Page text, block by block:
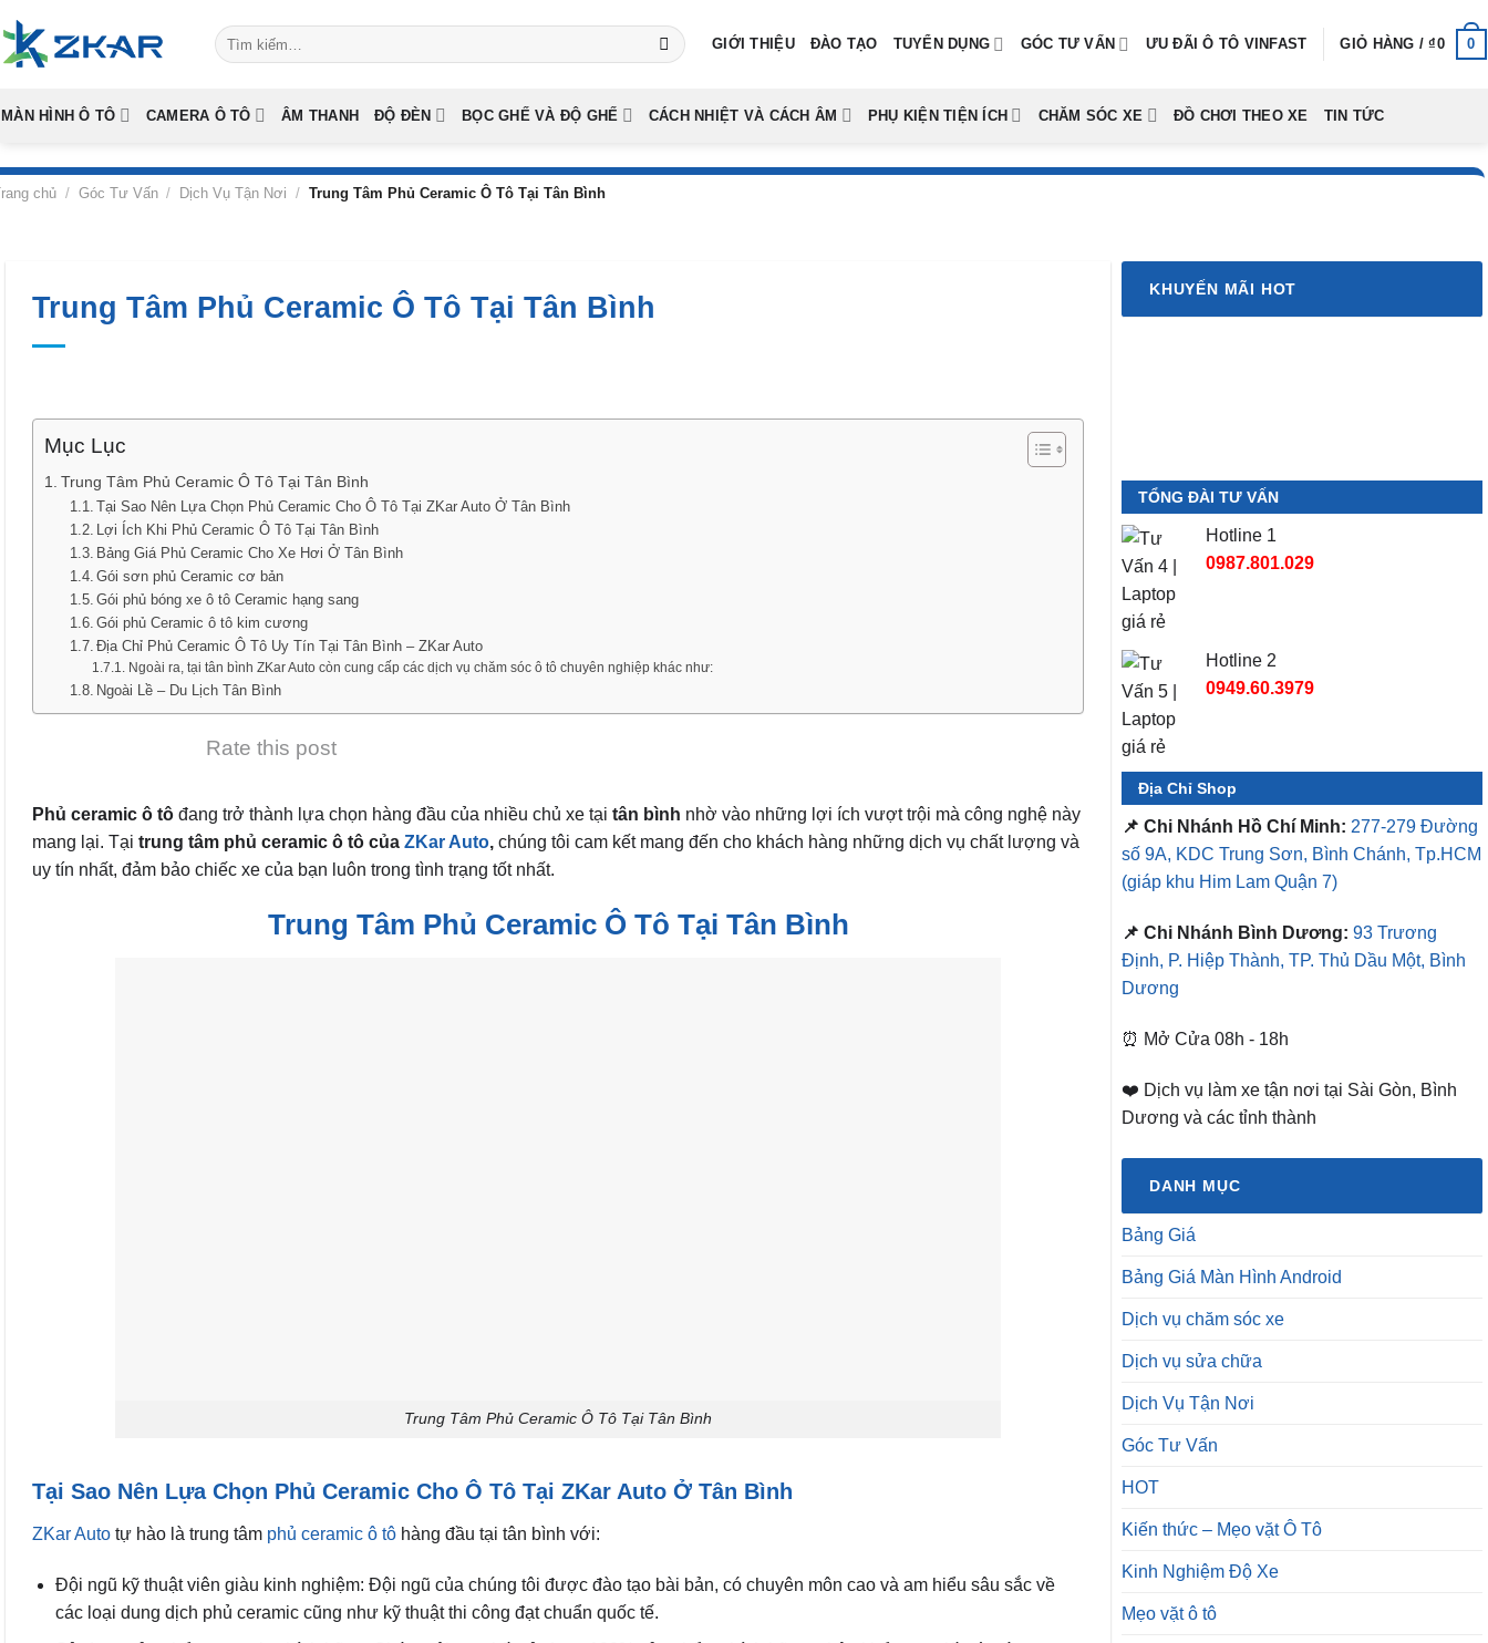
to
content
Tìm
kiếm:
GIỚI THIỆU ĐÀO TẠO TUYỂN DỤNG GÓC TƯ VẤN ƯU ĐÃI Ô TÔ VINFAST GIỎ HÀNG /₫0 0
MÀN HÌNH Ô TÔ CAMERA Ô TÔ ÂM THANH ĐỘ ĐÈN BỌC GHẾ VÀ ĐỘ GHẾ CÁCH NHIỆT VÀ CÁCH ÂM PHỤ KIỆN TIỆN ÍCH CHĂM SÓC XE ĐỒ CHƠI THEO XE TIN TỨC
chủ / Góc Tư Vấn / Dịch Vụ Tận Nơi / Trung Tâm Phủ Ceramic Ô Tô Tại Tân Bình
Trung Tâm Phủ Ceramic Ô Tô Tại Tân Bình
Mục Lục
Trung Tâm Phủ Ceramic Ô Tô Tại Tân Bình
Tại Sao Nên Lựa Chọn Phủ Ceramic Cho Ô Tô Tại ZKar Auto Ở Tân Bình
Lợi Ích Khi Phủ Ceramic Ô Tô Tại Tân Bình
Bảng Giá Phủ Ceramic Cho Xe Hơi Ở Tân Bình
Gói sơn phủ Ceramic cơ bản
Gói phủ bóng xe ô tô Ceramic hạng sang
Gói phủ Ceramic ô tô kim cương
Địa Chỉ Phủ Ceramic Ô Tô Uy Tín Tại Tân Bình – ZKar Auto
Ngoài ra, tại tân bình ZKar Auto còn cung cấp các dịch vụ chăm sóc ô tô chuyên nghiệp khác như:
Ngoài Lề – Du Lịch Tân Bình
Rate this post
Phủ ceramic ô tô đang trở thành lựa chọn hàng đầu của nhiều chủ xe tại tân bình nhờ vào những lợi ích vượt trội mà công nghệ này
mang lại. Tại trung tâm phủ ceramic ô tô của ZKar Auto, chúng tôi cam kết mang đến cho khách hàng những dịch vụ chất lượng và
uy tín nhất, đảm bảo chiếc xe của bạn luôn trong tình trạng tốt nhất.
Trung Tâm Phủ Ceramic Ô Tô Tại Tân Bình
Trung Tâm Phủ Ceramic Ô Tô Tại Tân Bình
Tại Sao Nên Lựa Chọn Phủ Ceramic Cho Ô Tô Tại ZKar Auto Ở Tân Bình
ZKar Auto tự hào là trung tâm phủ ceramic ô tô hàng đầu tại tân bình với:
Đội ngũ kỹ thuật viên giàu kinh nghiệm: Đội ngũ của chúng tôi được đào tạo bài bản, có chuyên môn cao và am hiểu sâu sắc về
các loại dung dịch phủ ceramic cũng như kỹ thuật thi công đạt chuẩn quốc tế.
KHUYẾN MÃI HOT
TỔNG ĐÀI TƯ VẤN
Hotline 1
0987.801.029
Hotline 2
0949.60.3979
Địa Chỉ Shop
📌 Chi Nhánh Hồ Chí Minh: 277-279 Đường
số 9A, KDC Trung Sơn, Bình Chánh, Tp.HCM
(giáp khu Him Lam Quận 7)
📌 Chi Nhánh Bình Dương: 93 Trương
Định, P. Hiệp Thành, TP. Thủ Dầu Một, Bình
Dương
⏰ Mở Cửa 08h - 18h
❤️ Dịch vụ làm xe tận nơi tại Sài Gòn, Bình
Dương và các tỉnh thành
DANH MỤC
Bảng Giá
Bảng Giá Màn Hình Android
Dịch vụ chăm sóc xe
Dịch vụ sửa chữa
Dịch Vụ Tận Nơi
Góc Tư Vấn
HOT
Kiến thức – Mẹo vặt Ô Tô
Kinh Nghiệm Độ Xe
Mẹo vặt ô tô